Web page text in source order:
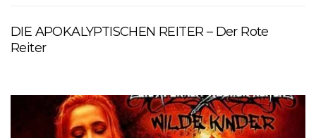
DIE APOKALYPTISCHEN REITER – Der Rote
Reiter